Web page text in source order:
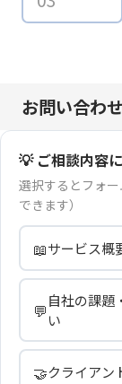
お問い合わ
💡 ご相談内容
選択するとフォ
できます）
📖サービス概
💬自社の課題
い
🤝クライアン